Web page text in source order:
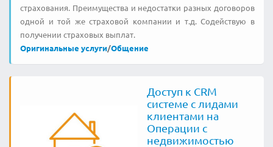
страхования. Преимущества и недостатки разных договоров
одной и той же страховой компании и т.д. Содействую в
получении страховых выплат.
Оригинальные услуги/Общение
Доступ к CRM
системе с лидами
клиентами на
Операции с
недвижимостью